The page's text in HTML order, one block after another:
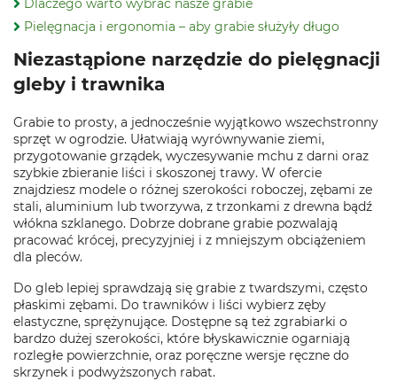
Dlaczego warto wybrać nasze grabie
Pielęgnacja i ergonomia – aby grabie służyły długo
Niezastąpione narzędzie do pielęgnacji
gleby i trawnika
Grabie to prosty, a jednocześnie wyjątkowo wszechstronny
sprzęt w ogrodzie. Ułatwiają wyrównywanie ziemi,
przygotowanie grządek, wyczesywanie mchu z darni oraz
szybkie zbieranie liści i skoszonej trawy. W ofercie
znajdziesz modele o różnej szerokości roboczej, zębami ze
stali, aluminium lub tworzywa, z trzonkami z drewna bądź
włókna szklanego. Dobrze dobrane grabie pozwalają
pracować krócej, precyzyjniej i z mniejszym obciążeniem
dla pleców.
Do gleb lepiej sprawdzają się grabie z twardszymi, często
płaskimi zębami. Do trawników i liści wybierz zęby
elastyczne, sprężynujące. Dostępne są też zgrabiarki o
bardzo dużej szerokości, które błyskawicznie ogarniają
rozległe powierzchnie, oraz poręczne wersje ręczne do
skrzynek i podwyższonych rabat.